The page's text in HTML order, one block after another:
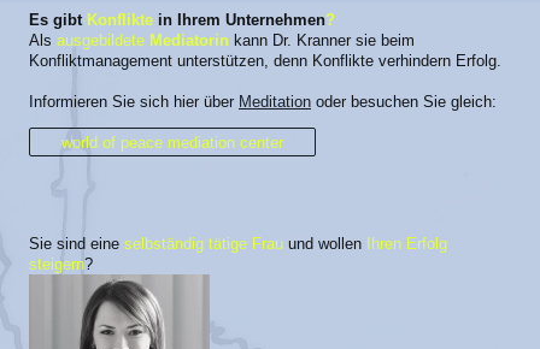
Es gibt Konflikte in Ihrem Unternehmen?
Als ausgebildete Mediatorin kann Dr. Kranner sie beim
Konfliktmanagement unterstützen, denn Konflikte verhindern Erfolg.
Informieren Sie sich hier über Meditation oder besuchen Sie gleich:
world of peace mediation center
Sie sind eine selbständig tätige Frau und wollen
Ihren Erfolg
steigern?